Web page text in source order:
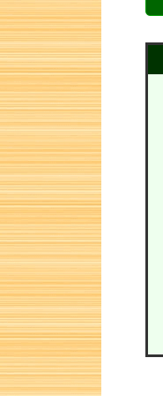
次の一手問題・36